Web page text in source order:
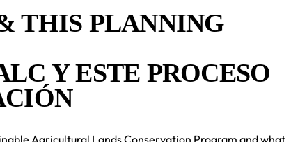
THIS PLANNING
Y ESTE PROCESO